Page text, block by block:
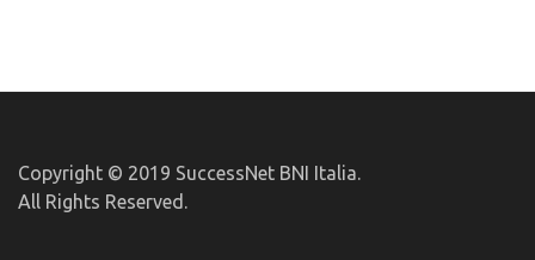
Copyright © 2019 SuccessNet BNI Italia.
All Rights Reserved.